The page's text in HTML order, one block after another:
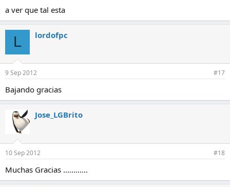
a ver que tal esta
L lordofpc
9 Sep 2012 #17
Bajando gracias
Jose_LGBrito
10 Sep 2012 #18
Muchas Gracias ............